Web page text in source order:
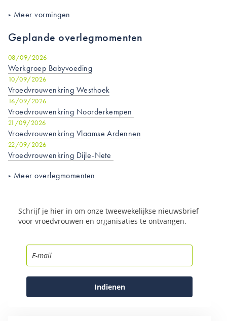
Meer vormingen
Geplande overlegmomenten
08/09/2026
Werkgroep Babyvoeding
10/09/2026
Vroedvrouwenkring Westhoek
16/09/2026
Vroedvrouwenkring Noorderkempen
21/09/2026
Vroedvrouwenkring Vlaamse Ardennen
22/09/2026
Vroedvrouwenkring Dijle-Nete
Meer overlegmomenten
Schrijf je hier in om onze tweewekelijkse nieuwsbrief
voor vroedvrouwen en organisaties te ontvangen.
Indienen